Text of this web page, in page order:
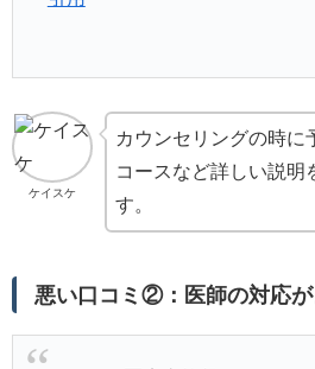
ケイスケ
カウンセリングの時に
コースなど詳しい説明
す。
悪い口コミ②：医師の対応